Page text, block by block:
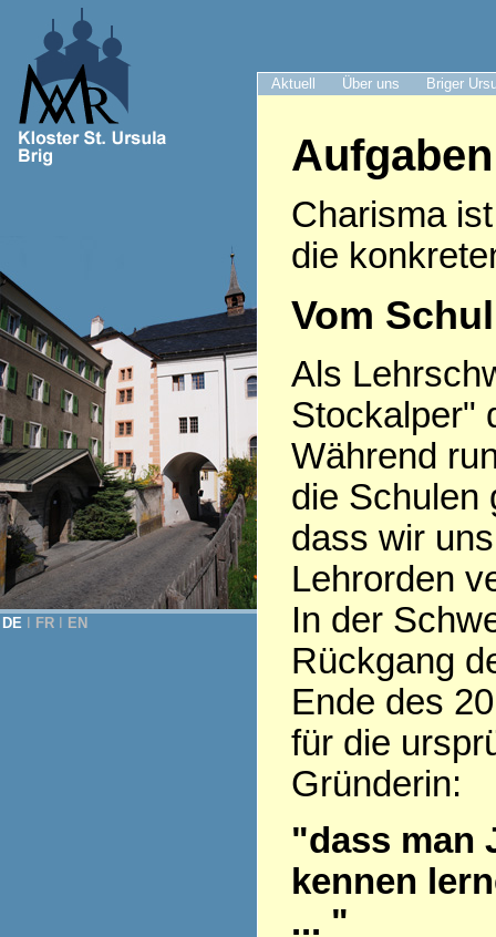
Aktuell Über uns Briger
DE FR EN
Charisma
die
Vom
Als
Stockalper"
Während
die Schulen
dass wir
Lehrorden
In der
Rückgang
Ende des
für die
Gründerin:
"dass man
kennen
... "